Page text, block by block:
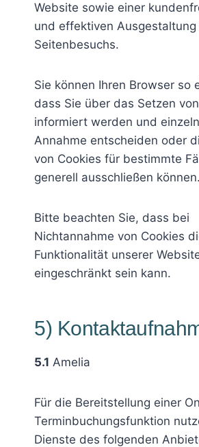
Website sowie einer
und effektiven Ausgestaltung
Seitenbesuchs.
Sie können Ihren Browser so
dass Sie über das Setzen
informiert werden und
Annahme entscheiden oder
von Cookies für bestimmte
generell ausschließen können.
Bitte beachten Sie, dass bei
Nichtannahme von Cookies
Funktionalität unserer
eingeschränkt sein kann.
5)
5.1 Amelia
Für die Bereitstellung einer
Terminbuchungsfunktion
Dienste des folgenden